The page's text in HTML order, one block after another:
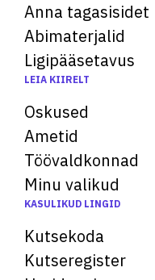
Anna tagasisidet
Abimaterjalid
Ligipääsetavus
LEIA KIIRELT
Oskused
Ametid
Töövaldkonnad
Minu valikud
KASULIKUD LINGID
Kutsekoda
Kutseregister